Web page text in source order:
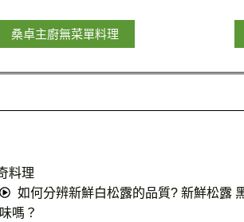
桑卓主廚無菜單料理
料理
如何分辨新鮮白松露的品質? 新鮮松露
嗎？